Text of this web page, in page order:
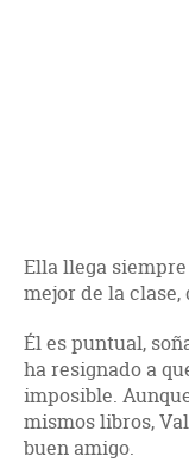
Ella llega
mejor de la
Él es puntual,
ha resignado a
imposible.
mismos libros,
buen amigo.